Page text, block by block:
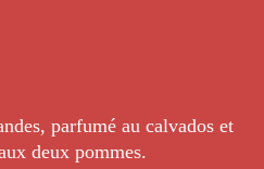
parfumé au calvados et
deux pommes.